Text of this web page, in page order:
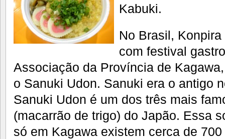
Kabuki.
No Brasil,
com festival
Associação da Província de
o Sanuki Udon. Sanuki era o antigo
Sanuki Udon é um dos três mais
(macarrão de trigo) do Japão. Essa
só em Kagawa existem cerca de